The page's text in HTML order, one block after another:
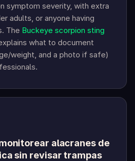
symptom severity, with extra
adults, or anyone having
The Buckeye scorpion sting
what to document
weight, and a photo if safe)
alacranes de
sin revisar trampas